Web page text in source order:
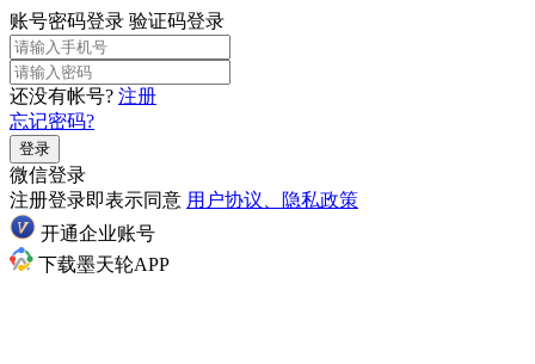
账号密码登录 验证码登录
还没有帐号? 注册
忘记密码?
登录
微信登录
注册登录即表示同意 用户协议、隐私政策
开通企业账号
下载墨天轮APP